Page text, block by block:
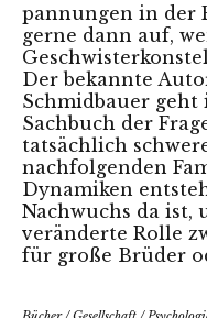
pannungen in der
gerne dann auf,
Der bekannte
Schmidbauer
Sachbuch der
tatsächlich
nachfolgenden
Dynamiken
Nachwuchs da ist,
veränderte Rolle
für große Brüder